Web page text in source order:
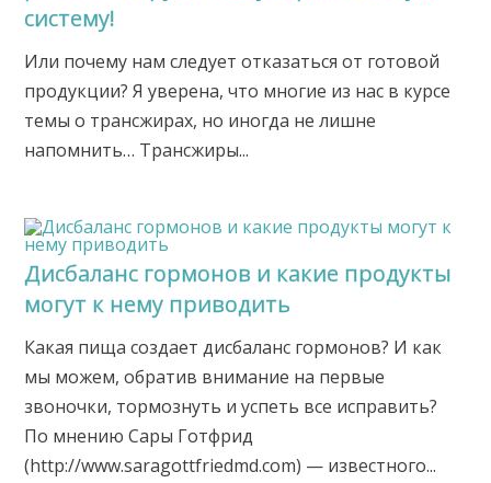
систему!
Или почему нам следует отказаться от готовой
продукции? Я уверена, что многие из нас в курсе
темы о трансжирах, но иногда не лишне
напомнить… Трансжиры...
Дисбаланс гормонов и какие продукты
могут к нему приводить
Какая пища создает дисбаланс гормонов? И как
мы можем, обратив внимание на первые
звоночки, тормознуть и успеть все исправить?
По мнению Сары Готфрид
(http://www.saragottfriedmd.com) — известного...